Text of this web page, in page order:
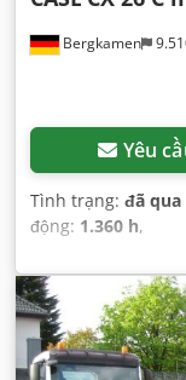
Bergkamen
Yêu
Tình trạng: đã
động: 1.360 h,